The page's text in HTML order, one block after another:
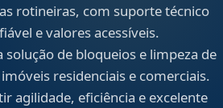
rotineiras, com suporte técnico
e valores acessíveis.
solução de bloqueios e limpeza de
residenciais e comerciais.
agilidade, eficiência e excelente